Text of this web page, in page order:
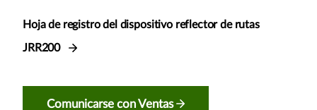
Hoja de registro del dispositivo reflector de rutas
JRR200
Comunicarse con Ventas